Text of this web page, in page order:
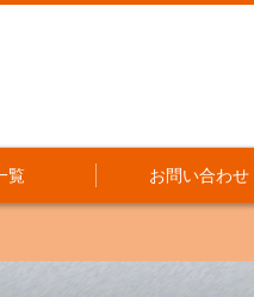
覧 お問い合わせ